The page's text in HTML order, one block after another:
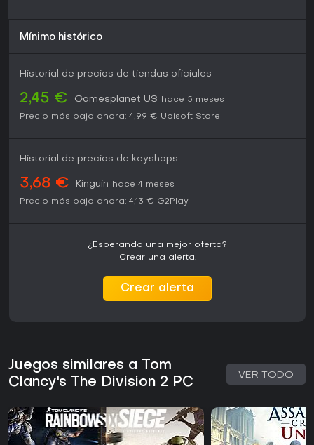
Mínimo histórico
Historial de precios de tiendas oficiales
2,45 € Gamesplanet US
hace 5 meses
Precio más bajo ahora: 4,99 € Ubisoft Store
Historial de precios de keyshops
3,68 € Kinguin
hace 4 meses
Precio más bajo ahora: 4,13 € G2Play
¿Esperando una mejor oferta?
Crear una alerta.
Crear alerta
Juegos similares a Tom
Clancy's The Division 2 PC
VER TODO